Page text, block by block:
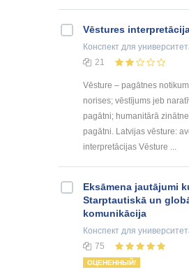
Vēstures
Конспект для
21
Vēsture – pagātnes
norises; vēstījums jeb
pagātni; humanitārā
pagātni. Latvijas vēsture:
interpretācijas Vēsture ...
Eksāmena jautājumi
Starptautiskā un
komunikācija
Конспект для
75
ОЦЕНЕННЫЙ!